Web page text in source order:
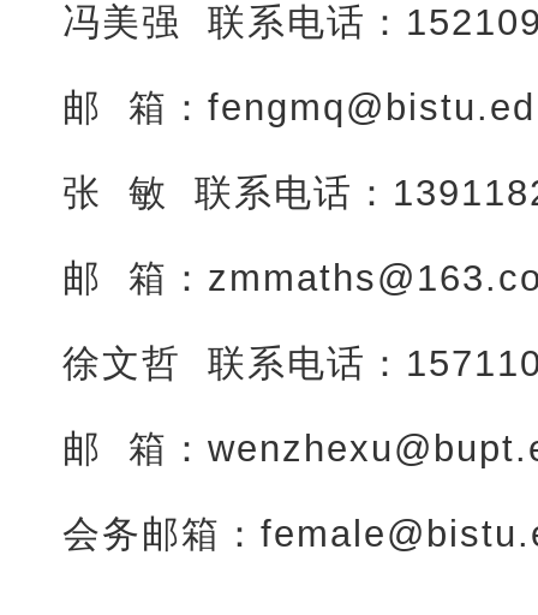
冯美强 联系电话：
邮 箱：
张 敏 联系电话：
邮 箱：
徐文哲 联系电话：
邮 箱：
会务邮箱：